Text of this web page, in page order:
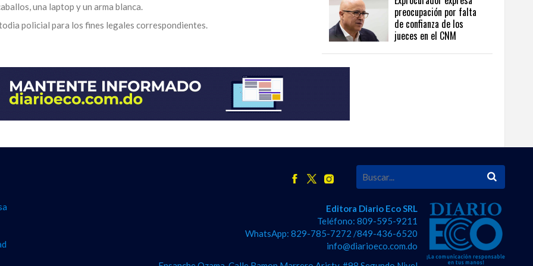
una laptop y un arma blanca.
policial para los fines legales correspondientes.
preocupación por falta
de confianza de los
jueces en el CNM
Editora Diario Eco SRL
Teléfono: 809-595-9211
WhatsApp: 829-785-7272 /849-436-6520
info@diarioeco.com.do